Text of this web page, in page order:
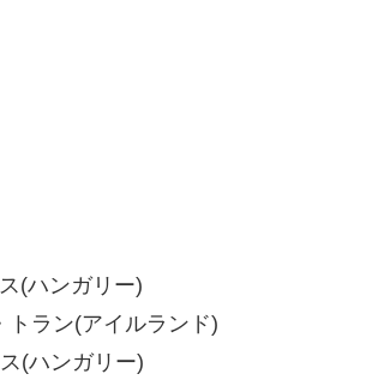
(ハンガリー)
ラン(アイルランド)
(ハンガリー)